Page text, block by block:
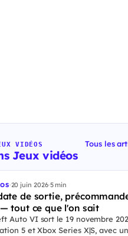
VIDÉOS
Jeux vidéos
Tous les
·20 juin 2026·5 min
de sortie,
tout ce que l'on sait
Auto VI sort le 19 novembre
5 et Xbox Series X|S, avec